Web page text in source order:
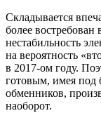
Складывается
более
нестабильность
на вероятность
в 2017-ом году.
готовым, имея под
обменников,
наоборот.